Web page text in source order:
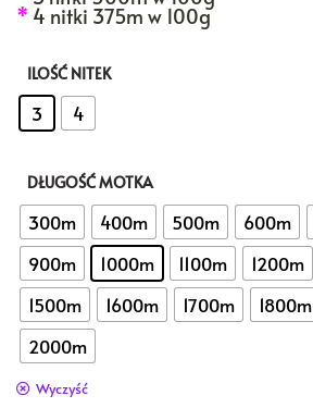
* 4 nitki 375m w 100g
ILOŚĆ NITEK
3 4
DŁUGOŚĆ MOTKA
300m 400m 500m 600m
900m
1000m 1100m 1200m
1500m
1600m 1700m 1800m
2000m
Wyczyść